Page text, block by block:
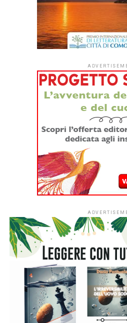
Dopo quattro anni di
apre per la prima volta le
1° settembrele
fascia 0-3 anni di tutto il Paese
all’iniziativa sociale
a favore delle biblioteche
campagna nazionale di
7 al 15 novembre 2026.
L’ingresso di tutti i nidi italiani
#ioleggoperché che, dopo
scuole, amplia il proprio raggio
servizi educativi per la
L’apertura nazionale è resa
di Fondazione Cariplo, che dal